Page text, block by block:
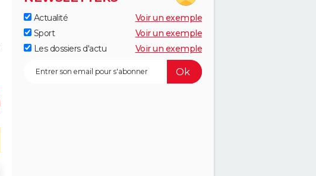
Actualité
Voir un exemple
Sport
Voir un exemple
Les dossiers d'actu
Voir un exemple